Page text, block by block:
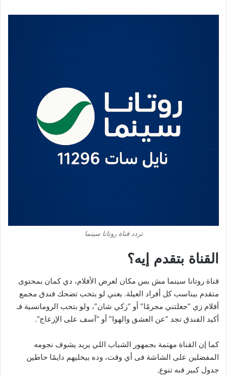
تردد قناة روتانا سينما
القناة بتقدم إيه؟
قناة روتانا سينما مش بس مكان لعرض الأفلام، دي كمان بمحتوى
متقدم بيناسب كل أفراد العيلة. يعني لو بتحب تضحك فندق مجمع
أفلام زي “جعلتني مجرمًا” أو “زكي شان”، ولو بتحب الرومانسية فـ
أكيد الفندق تجد “عن العشق والهوا” أو “آسف على الإزعاج”.
كما إن القناة مهتمة بجمهور الشباب اللي يريد يشوف نجومه
المفضلين على الشاشة فى أي وقت، وده بيخليهم دايمًا حاطين
جدول كبير فىه تنوع.